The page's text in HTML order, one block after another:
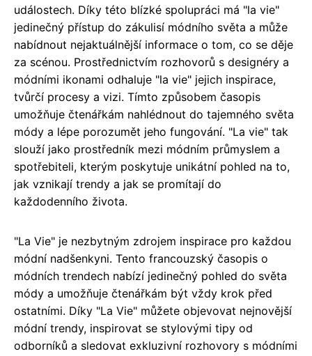
událostech. Díky této blízké spolupráci má "la vie"
jedinečný přístup do zákulisí módního světa a může
nabídnout nejaktuálnější informace o tom, co se děje
za scénou. Prostřednictvím rozhovorů s designéry a
módními ikonami odhaluje "la vie" jejich inspirace,
tvůrčí procesy a vizi. Tímto způsobem časopis
umožňuje čtenářkám nahlédnout do tajemného světa
módy a lépe porozumět jeho fungování. "La vie" tak
slouží jako prostředník mezi módním průmyslem a
spotřebiteli, kterým poskytuje unikátní pohled na to,
jak vznikají trendy a jak se promítají do
každodenního života.
"La Vie" je nezbytným zdrojem inspirace pro každou
módní nadšenkyni. Tento francouzský časopis o
módních trendech nabízí jedinečný pohled do světa
módy a umožňuje čtenářkám být vždy krok před
ostatními. Díky "La Vie" můžete objevovat nejnovější
módní trendy, inspirovat se stylovými tipy od
odborníků a sledovat exkluzivní rozhovory s módními